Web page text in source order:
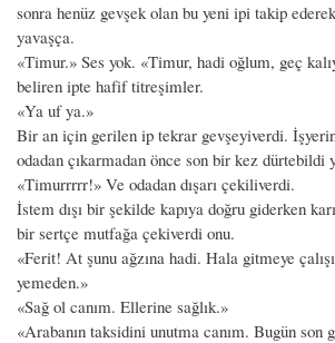
sonra henüz gevşek olan bu yeni ipi takip
yavaşça.
«Timur.» Ses yok. «Timur, hadi oğlum, geç
beliren ipte hafif titreşimler.
«Ya uf ya.»
Bir an için gerilen ip tekrar gevşeyiverdi.
odadan çıkarmadan önce son bir kez dürtebildi
«Timurrrrr!» Ve odadan dışarı çekiliverdi.
İstem dışı bir şekilde kapıya doğru giderken
bir sertçe mutfağa çekiverdi onu.
«Ferit! At şunu ağzına hadi. Hala gitmeye
yemeden.»
«Sağ ol canım. Ellerine sağlık.»
«Arabanın taksidini unutma canım. Bugün son